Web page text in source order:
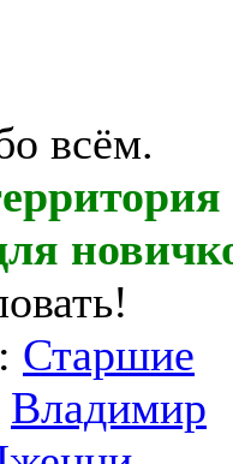
всём.
Старшие
Владимир